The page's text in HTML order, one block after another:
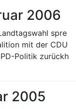
2006
spre
mit der CDU
Politik zurückh
2005